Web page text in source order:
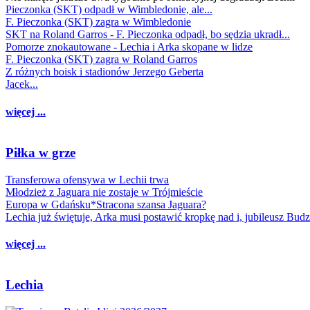
Pieczonka (SKT) odpadł w Wimbledonie, ale...
F. Pieczonka (SKT) zagra w Wimbledonie
SKT na Roland Garros - F. Pieczonka odpadł, bo sędzia ukradł...
Pomorze znokautowane - Lechia i Arka skopane w lidze
F. Pieczonka (SKT) zagra w Roland Garros
Z różnych boisk i stadionów Jerzego Geberta
Jacek...
więcej ...
Piłka w grze
Transferowa ofensywa w Lechii trwa
Młodzież z Jaguara nie zostaje w Trójmieście
Europa w Gdańsku*Stracona szansa Jaguara?
Lechia już świętuje, Arka musi postawić kropkę nad i, jubileusz
więcej ...
Lechia